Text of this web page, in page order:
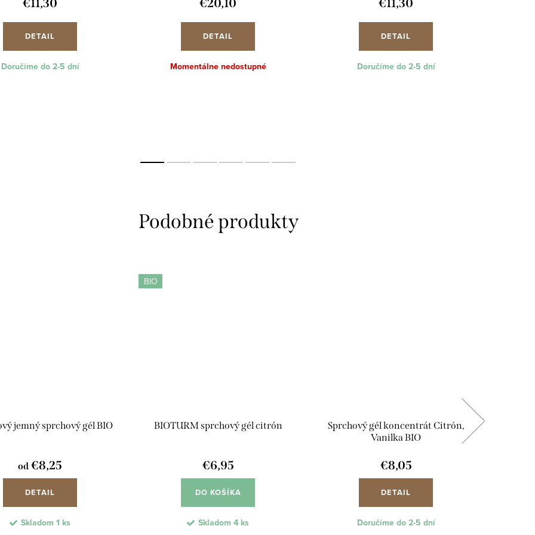
€11,30
DETAIL
Doručíme do 2-5 dní
€20,10
DETAIL
Momentálne nedostupné
€11,30
DETAIL
Doručíme do 2-5 dní
jemný sprchový gél BIO
od €8,25
DETAIL
Skladom 1 ks
BIO
BIOTURM sprchový gél citrón
€6,95
DO KOŠÍKA
Skladom 4 ks
Sprchový gél koncentrát Citrón,
Vanilka BIO
€8,05
DETAIL
Doručíme do 2-5 dní